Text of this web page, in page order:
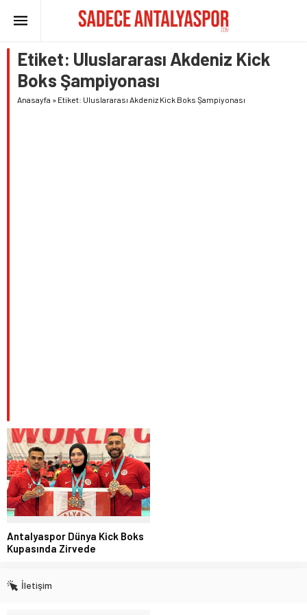
Etiket: Uluslararası Akdeniz Kick
Boks Şampiyonası
Anasayfa » Etiket: Uluslararası Akdeniz Kick Boks Şampiyonası
Antalyaspor Dünya Kick Boks
Kupasında Zirvede
İletişim